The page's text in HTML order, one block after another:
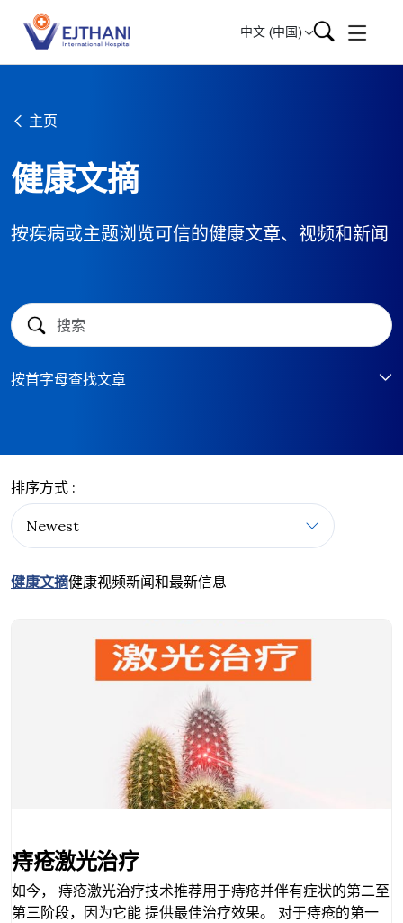
Skip to content
中文 (中国)
主页
健康文摘
按疾病或主题浏览可信的健康文章、视频和新闻
按首字母查找文章
排序方式 :
健康文摘健康视频新闻和最新信息
痔疮激光治疗
如今， 痔疮激光治疗技术推荐用于痔疮并伴有症状的第二至
第三阶段，因为它能 提供最佳治疗效果。 对于痔疮的第一